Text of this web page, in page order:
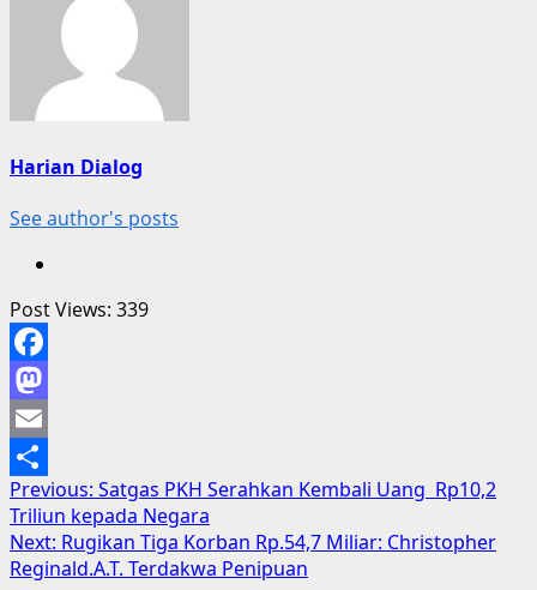
Harian Dialog
See author's posts
Post Views: 339
Facebook
Mastodon
Email
Share
Post
navigation
Previous: Satgas PKH Serahkan Kembali Uang Rp10,2
Triliun kepada Negara
Next: Rugikan Tiga Korban Rp.54,7 Miliar: Christopher
Reginald.A.T. Terdakwa Penipuan